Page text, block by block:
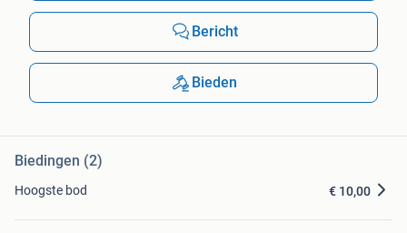
Bericht
Bieden
Biedingen (2)
Hoogste bod € 10,00